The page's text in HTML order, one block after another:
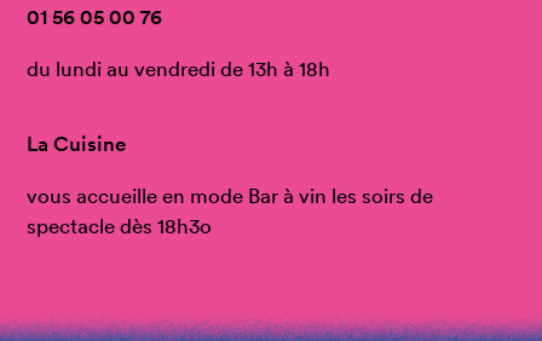
01 56 05 00 76
du lundi au vendredi de 13h à 18h
La Cuisine
vous accueille en mode Bar à vin les soirs de
spectacle dès 18h3o